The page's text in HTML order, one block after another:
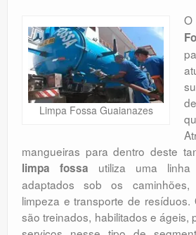
Galeria De Fotos
Orçamento
Comentários
Limpa Fossa Guaianazes
O
mangueiras para dentro deste
limpa fossa utiliza uma linha
adaptados sob os
limpeza e transporte de resíduos.
são treinados, habilitados e ágeis,